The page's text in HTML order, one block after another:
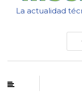
La actualidad